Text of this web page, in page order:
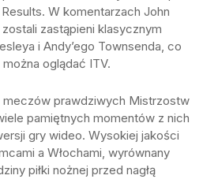
W komentarzach John
zastąpieni klasycznym
i Andy’ego Townsenda, co
oglądać ITV.
meczów prawdziwych Mistrzostw
pamiętnych momentów z nich
gry wideo. Wysokiej jakości
a Włochami, wyrównany
piłki nożnej przed nagłą